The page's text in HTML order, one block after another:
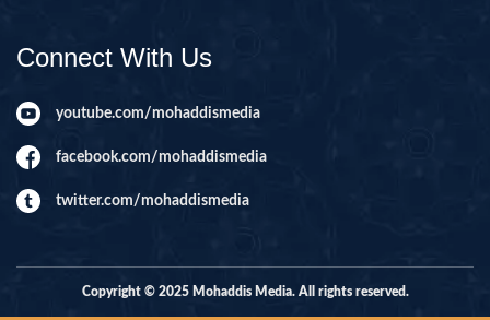
Connect With Us
youtube.com/mohaddismedia
facebook.com/mohaddismedia
twitter.com/mohaddismedia
Copyright © 2025 Mohaddis Media. All rights reserved.